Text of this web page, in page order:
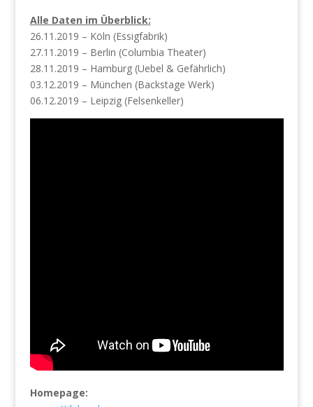
Alle Daten im Überblick:
26.11.2019 – Köln (Essigfabrik)
27.11.2019 – Berlin (Columbia Theater)
28.11.2019 – Hamburg (Uebel & Gefährlich)
03.12.2019 – München (Backstage Werk)
06.12.2019 – Leipzig (Felsenkeller)
Homepage: